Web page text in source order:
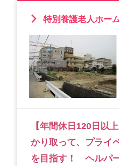
WEB
支店連絡
会社概要 個人情報保
特別養護老人ホー
【年間休日120日以
かり取って、プライ
を目指す！ ヘルパ